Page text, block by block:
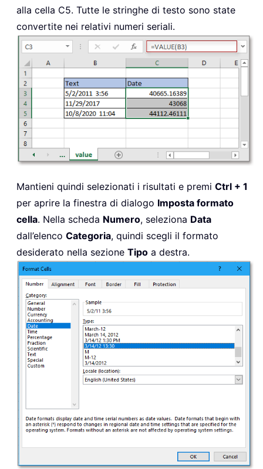
alla cella C5. Tutte le stringhe di testo sono state
convertite nei relativi numeri seriali.
Mantieni quindi selezionati i risultati e premi Ctrl + 1
per aprire la finestra di dialogo Imposta formato
cella. Nella scheda Numero, seleziona Data
dall’elenco Categoria, quindi scegli il formato
desiderato nella sezione Tipo a destra.